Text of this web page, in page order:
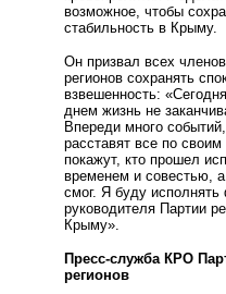
возможное, чтобы
стабильность в Крыму.
Он призвал всех
регионов сохранять
взвешенность:
днем жизнь не
Впереди много
расставят все по
покажут, кто прошел
временем и совестью, а
смог. Я буду исполнять
руководителя Партии
Крыму».
Пресс-служба КРО
регионов